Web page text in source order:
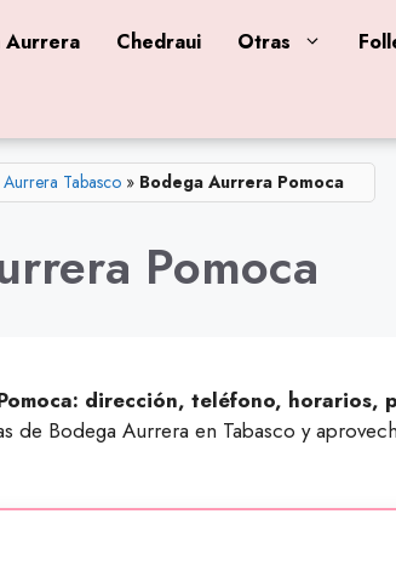
Aurrera Chedraui Otras
Tabasco» Bodega Aurrera Pomoca
Pomoca
dirección, teléfono, horarios,
de Bodega Aurrera en Tabasco y